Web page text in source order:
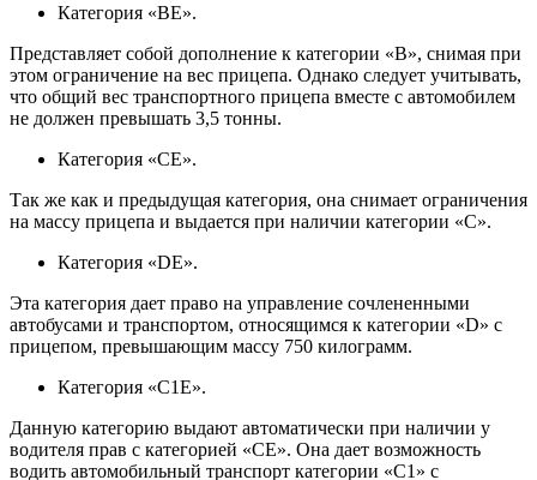
Категория «BE».
Представляет собой дополнение к категории «B», снимая при
этом ограничение на вес прицепа. Однако следует учитывать,
что общий вес транспортного прицепа вместе с автомобилем
не должен превышать 3,5 тонны.
Категория «CE».
Так же как и предыдущая категория, она снимает ограничения
на массу прицепа и выдается при наличии категории «С».
Категория «DE».
Эта категория дает право на управление сочлененными
автобусами и транспортом, относящимся к категории «D» с
прицепом, превышающим массу 750 килограмм.
Категория «C1E».
Данную категорию выдают автоматически при наличии у
водителя прав с категорией «CE». Она дает возможность
водить автомобильный транспорт категории «C1» с